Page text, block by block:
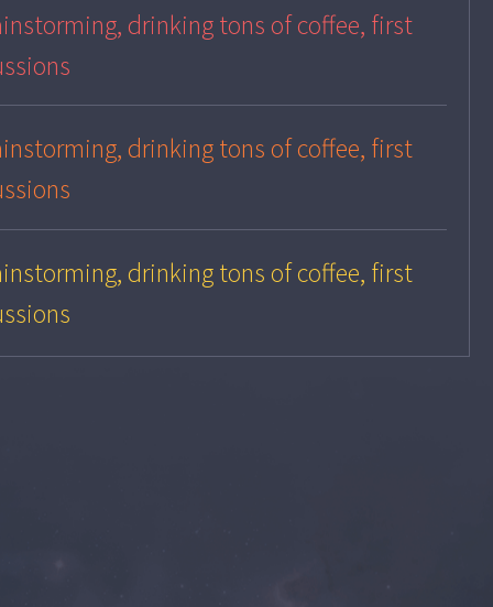
drinking tons of coffee, first
drinking tons of coffee, first
drinking tons of coffee, first